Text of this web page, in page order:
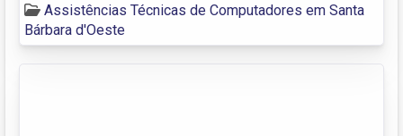
Assistências Técnicas de Computadores em Santa
Bárbara d'Oeste